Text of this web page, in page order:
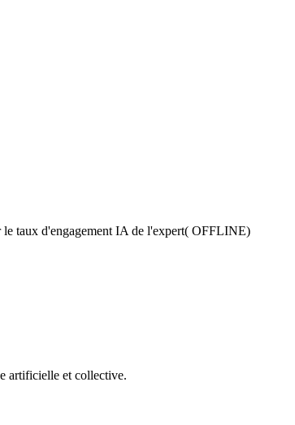
le taux d'engagement IA de l'expert( OFFLINE)
artificielle et collective.